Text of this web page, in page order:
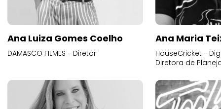
Ana Luiza Gomes Coelho
DAMASCO FILMES - Diretor
Ana Maria
HouseCricket -
Diretora de